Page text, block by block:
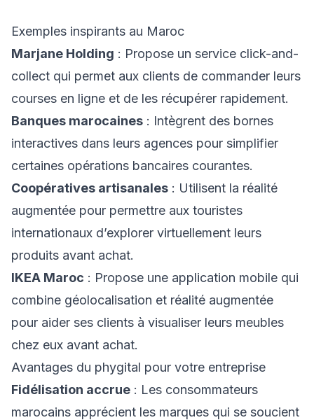
Exemples inspirants au Maroc
Marjane Holding : Propose un service click-and-
collect qui permet aux clients de commander leurs
courses en ligne et de les récupérer rapidement.
Banques marocaines : Intègrent des bornes
interactives dans leurs agences pour simplifier
certaines opérations bancaires courantes.
Coopératives artisanales : Utilisent la réalité
augmentée pour permettre aux touristes
internationaux d’explorer virtuellement leurs
produits avant achat.
IKEA Maroc : Propose une application mobile qui
combine géolocalisation et réalité augmentée
pour aider ses clients à visualiser leurs meubles
chez eux avant achat.
Avantages du phygital pour votre entreprise
Fidélisation accrue : Les consommateurs
marocains apprécient les marques qui se soucient